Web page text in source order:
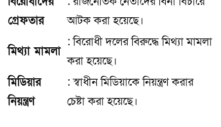
গ্রেফতার
আটক করা হয়েছে।
মিথ্যা মামলা
: বিরোধী দলের বিরুদ্ধে মিথ্যা মামলা
করা হয়েছে।
মিডিয়ার
নিয়ন্ত্রণ
: স্বাধীন মিডিয়াকে নিয়ন্ত্রণ করার
চেষ্টা করা হয়েছে।